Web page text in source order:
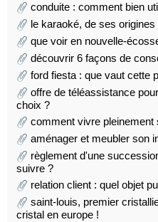
conduite : comment bien
le karaoké, de ses origines
que voir en nouvelle-
découvrir 6 façons de
ford fiesta : que vaut cette
offre de téléassistance
choix ?
comment vivre pleinement
aménager et meubler son
règlement d'une
suivre ?
relation client : quel objet
saint-louis, premier
cristal en europe !